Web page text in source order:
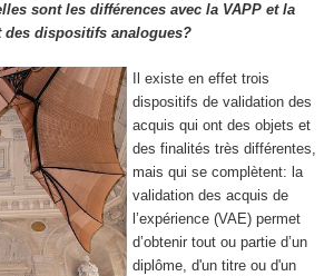
sont les différences avec la VAPP et la
dispositifs analogues?
Il existe en effet trois
dispositifs de validation des
acquis qui ont des objets et
des finalités très différentes,
mais qui se complètent: la
validation des acquis de
l’expérience (VAE) permet
d’obtenir tout ou partie d’un
diplôme, d'un titre ou d'un